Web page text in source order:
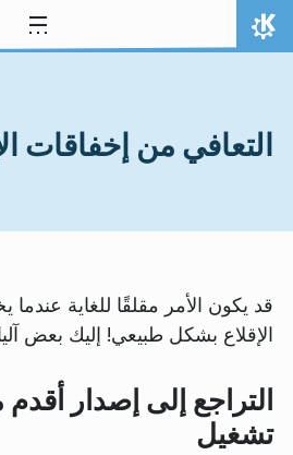
تخط المحتوى
الصفحة الرئيسة
التعافي من إخفاقات
قد يكون الأمر مقلقًا للغاية
الإقلاع بشكل طبيعي! إليك بعض
التراجع إلى إصدار
تشغيل